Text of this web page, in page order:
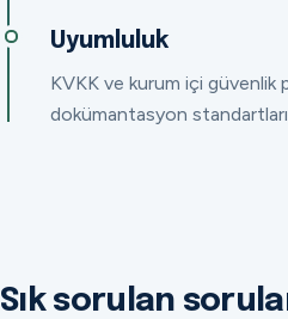
Uyumluluk
KVKK ve kurum içi güvenlik
dokümantasyon standartları
Sık sorulan